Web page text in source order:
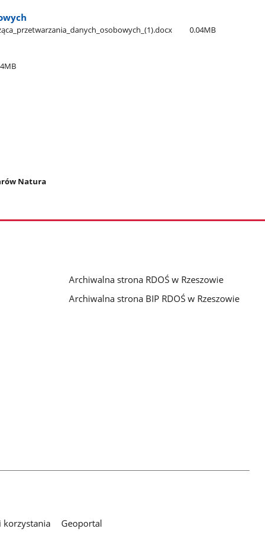
0.04MB
Natura
Archiwalna strona RDOŚ w Rzeszowie
Archiwalna strona BIP RDOŚ w Rzeszowie
korzystania
Geoportal